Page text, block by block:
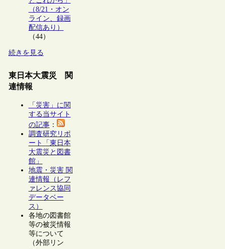
（8/21・オン
ライン、録画
配信あり）
（44）
続きを見る
東日本大震災 関
連情報
「災害」に関
する当サイト
の記事：
調査研究リポ
ート「東日本
大震災と図書
館」
地震・災害 関
連情報（レフ
ァレンス協同
データベー
ス）
各地の図書館
等の被災情報
等について
（外部リン